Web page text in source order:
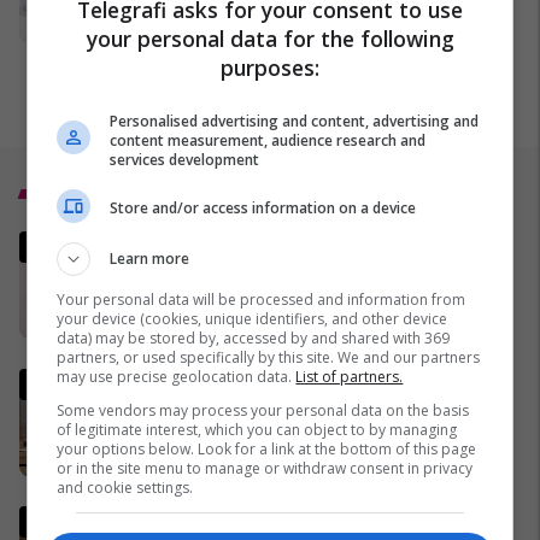
sedacion nga 190€ në 129€
Top 5
Osmanit dhe masat e
Kushtetueses
03/03/2026
Dita e 11-të e luftës në Iran -
gjithçka po ndodh në Lindjen e
Mesme - MINUTË PAS MINUTE
28/02/2026
Qytetarja dorëzon portofolin e
Telegrafi asks for your consent to use
your personal data for the following
purposes:
Personalised advertising and content, advertising and
content measurement, audience research and
services development
Store and/or access information on a device
Learn more
Your personal data will be processed and information from
your device (cookies, unique identifiers, and other device
data) may be stored by, accessed by and shared with 369
partners, or used specifically by this site. We and our partners
may use precise geolocation data. List of partners.
Some vendors may process your personal data on the basis
of legitimate interest, which you can object to by managing
your options below. Look for a link at the bottom of this page
or in the site menu to manage or withdraw consent in privacy
and cookie settings.